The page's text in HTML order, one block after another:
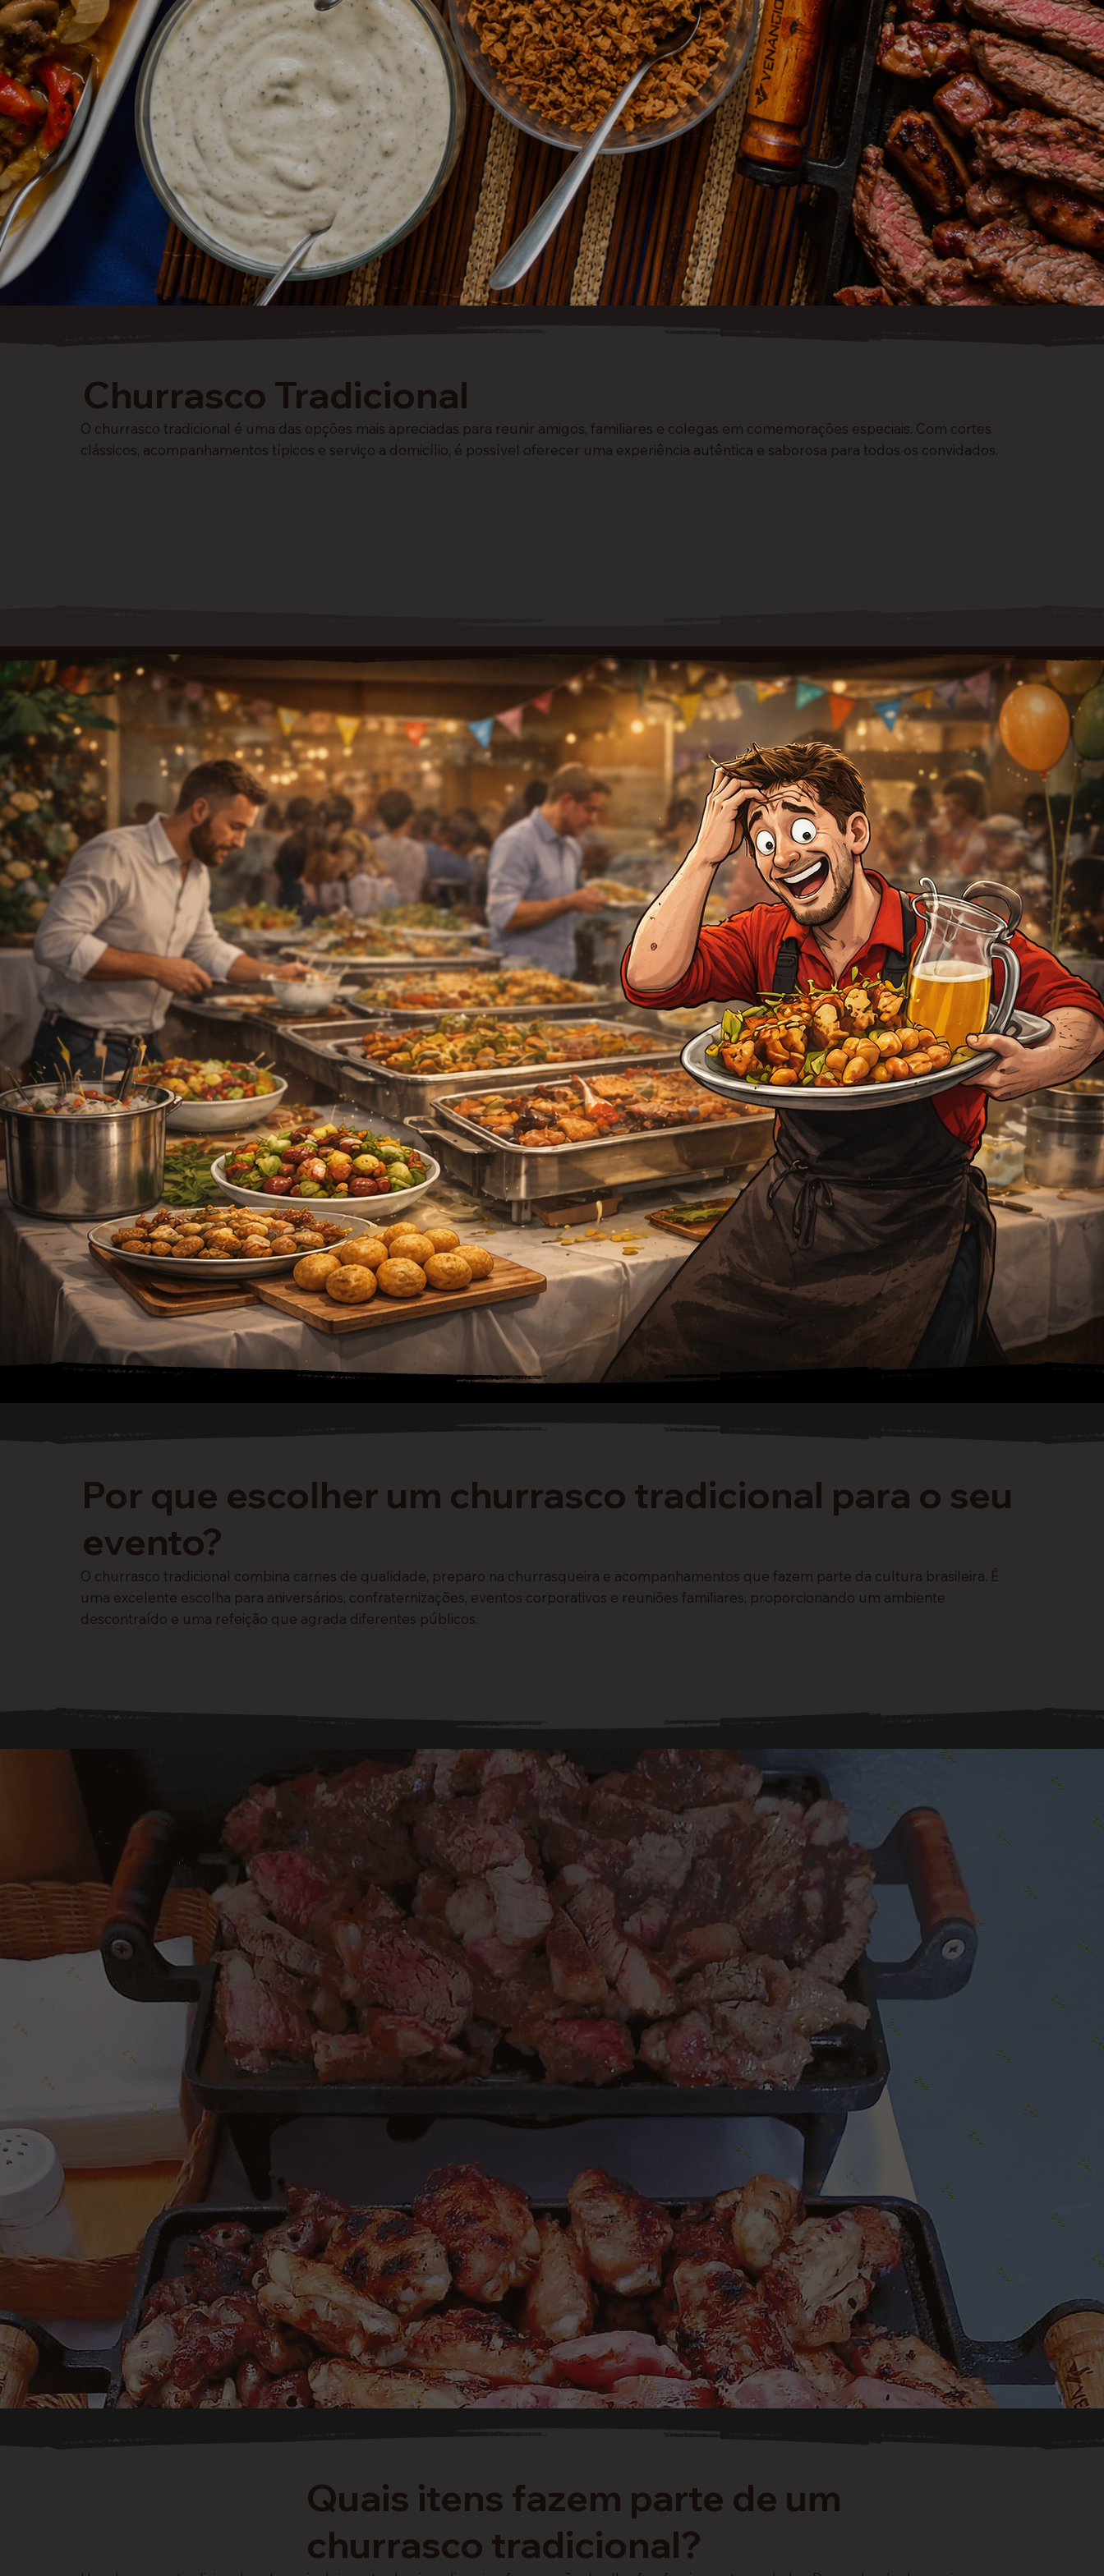
Churrasco Tradicional
O churrasco tradicional é uma das opções mais apreciadas para reunir amigos, familiares e colegas em comemorações especiais. Com cortes
clássicos, acompanhamentos típicos e serviço a domicílio, é possível oferecer uma experiência autêntica e saborosa para todos os convidados.
Por que escolher um churrasco tradicional para o seu
evento?
O churrasco tradicional combina carnes de qualidade, preparo na churrasqueira e acompanhamentos que fazem parte da cultura brasileira. É
uma excelente escolha para aniversários, confraternizações, eventos corporativos e reuniões familiares, proporcionando um ambiente
descontraído e uma refeição que agrada diferentes públicos.
Quais itens fazem parte de um
churrasco tradicional?